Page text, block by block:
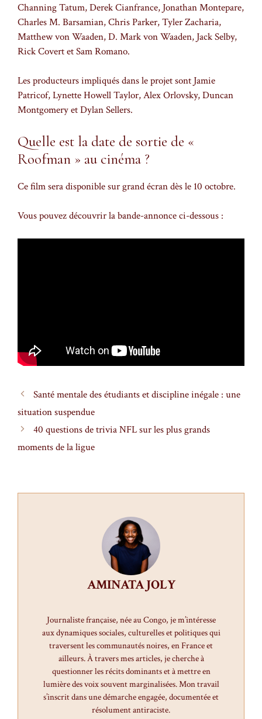
Channing Tatum, Derek Cianfrance, Jonathan Montepare,
Charles M. Barsamian, Chris Parker, Tyler Zacharia,
Matthew von Waaden, D. Mark von Waaden, Jack Selby,
Rick Covert et Sam Romano.
Les producteurs impliqués dans le projet sont Jamie
Patricof, Lynette Howell Taylor, Alex Orlovsky, Duncan
Montgomery et Dylan Sellers.
Quelle est la date de sortie de «
Roofman » au cinéma ?
Ce film sera disponible sur grand écran dès le 10 octobre.
Vous pouvez découvrir la bande-annonce ci-dessous :
Santé mentale des étudiants et discipline inégale : une
situation suspendue
40 questions de trivia NFL sur les plus grands
moments de la ligue
AMINATA JOLY
Journaliste française, née au Congo, je m’intéresse
aux dynamiques sociales, culturelles et politiques qui
traversent les communautés noires, en France et
ailleurs. À travers mes articles, je cherche à
questionner les récits dominants et à mettre en
lumière des voix souvent marginalisées. Mon travail
s’inscrit dans une démarche engagée, documentée et
résolument antiraciste.